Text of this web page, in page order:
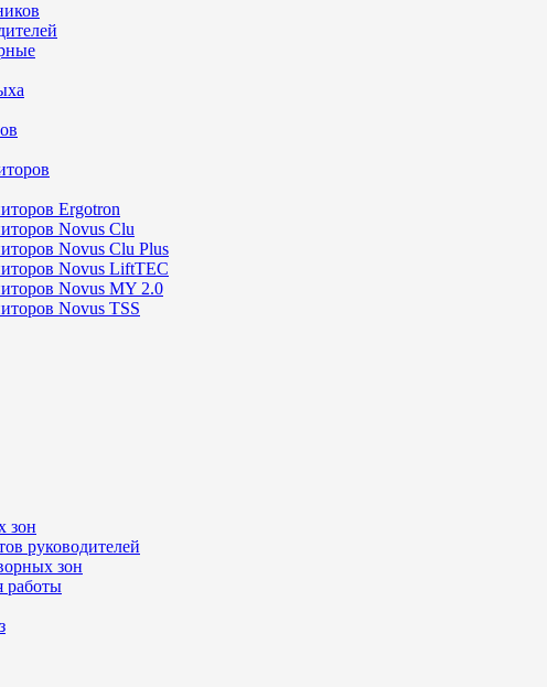
Ergotron
Novus Clu
Novus Clu Plus
Novus LiftTEC
Novus MY 2.0
Novus TSS
зон
руководителей
зон
работы